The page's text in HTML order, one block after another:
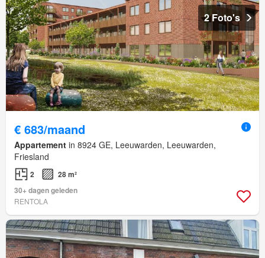
2 Foto's
€ 683/maand
Appartement in 8924 GE, Leeuwarden, Leeuwarden,
Friesland
2
28 m²
30+ dagen geleden
RENTOLA